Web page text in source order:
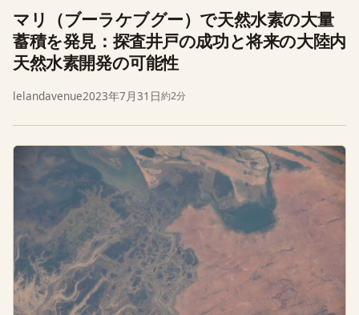
マリ（ブーラケブグー）で天然水素の大量
蓄積を発見：探査井戸の成功と将来の大陸内
天然水素開発の可能性
lelandavenue2023年7月31日約2分